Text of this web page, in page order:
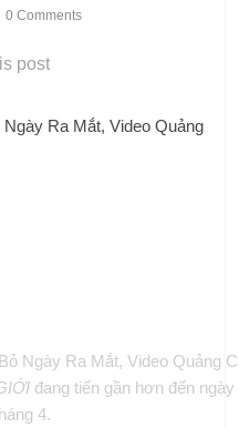
0 Comments
post
Ra Mắt, Video Quảng
đang tiến gần hơn đến
4.